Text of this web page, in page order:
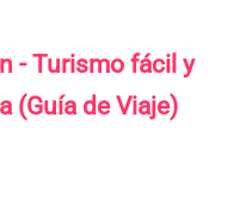
- Turismo fácil y
(Guía de Viaje)